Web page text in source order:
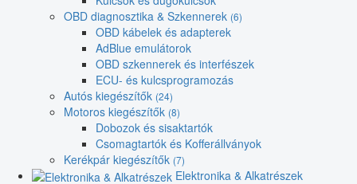
OBD diagnosztika & Szkennerek (6)
OBD kábelek és adapterek
AdBlue emulátorok
OBD szkennerek és interfészek
ECU- és kulcsprogramozás
Autós kiegészítők (24)
Motoros kiegészítők (8)
Dobozok és sisaktartók
Csomagtartók és Kofferállványok
Kerékpár kiegészítők (7)
Elektronika & Alkatrészek